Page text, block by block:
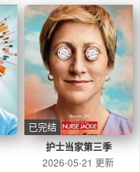
护士当家第三季
已完结
2026-05-21 更新